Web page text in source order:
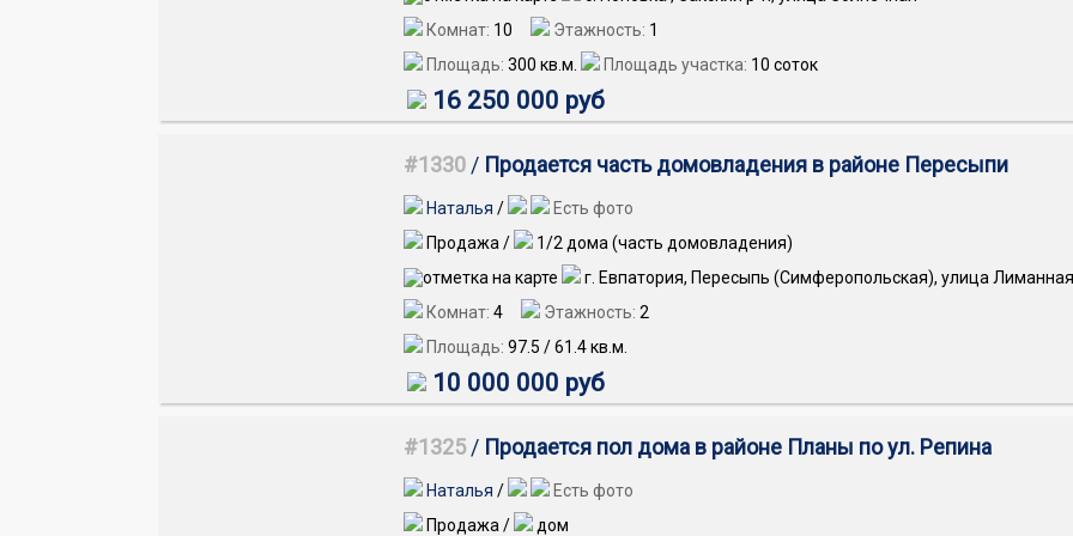
Комнат: 10 Этажность: 1
Площадь: 300 кв.м. Площадь участка: 10 соток
16 250 000 руб
#1330 / Продается часть домовладения в районе Пересыпи
Наталья /
Есть фото
Продажа /
1/2 дома (часть домовладения)
г. Евпатория, Пересыпь (Симферопольская), улица Лиманная
Комнат: 4 Этажность: 2
Площадь: 97.5 /61.4кв.м.
10 000 000 руб
#1325 / Продается пол дома в районе Планы по ул. Репина
Наталья /
Есть фото
Продажа /
дом